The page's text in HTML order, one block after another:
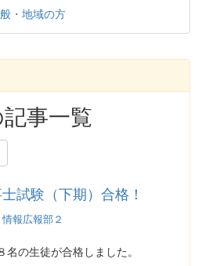
・地域の方
事一覧
試験（下期）合格！
情報広報部２
の生徒が合格しました。